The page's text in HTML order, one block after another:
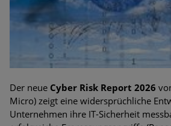
Der neue Cyber Risk Report 2026
Micro) zeigt eine widersprüchliche
Unternehmen ihre IT-Sicherheit